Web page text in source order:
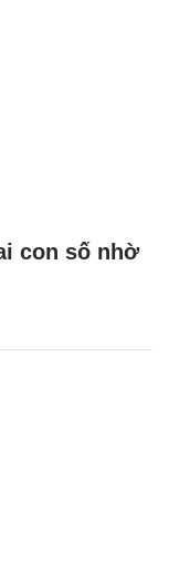
con số nhờ